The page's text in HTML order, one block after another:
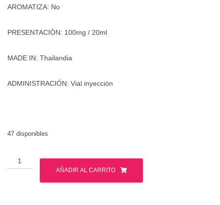
AROMATIZA: No
PRESENTACIÓN: 100mg / 20ml
MADE IN: Thailandia
ADMINISTRACIÓN: Vial inyección
47 disponibles
Estanozolol
-
AÑADIR AL CARRITO